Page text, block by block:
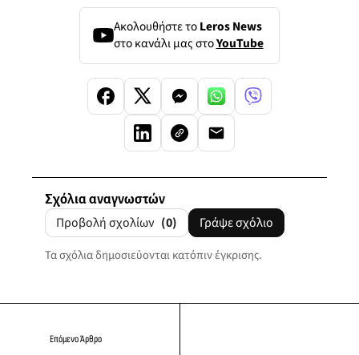
Ακολουθήστε τοLeros News
στο κανάλι μας στοYouTube
Σχόλια αναγνωστών
Προβολή σχολίων (0) Γράψε σχόλιο
Τα σχόλια δημοσιεύονται κατόπιν έγκρισης.
Επόμενο Άρθρο